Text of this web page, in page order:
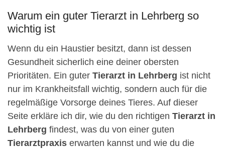
Warum ein guter Tierarzt in Lehrberg so
wichtig ist
Wenn du ein Haustier besitzt, dann ist dessen
Gesundheit sicherlich eine deiner obersten
Prioritäten. Ein guter Tierarzt in Lehrberg ist nicht
nur im Krankheitsfall wichtig, sondern auch für die
regelmäßige Vorsorge deines Tieres. Auf dieser
Seite erkläre ich dir, wie du den richtigen Tierarzt in
Lehrberg findest, was du von einer guten
Tierarztpraxis erwarten kannst und wie du die